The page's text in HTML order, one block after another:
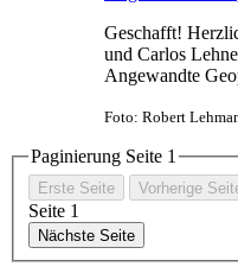
Geschafft!
und Carlos
Angewandte
Foto: Robert
Paginierung Seite 1
Erste Seite Vorherige
Seite 1
Nächste Seite